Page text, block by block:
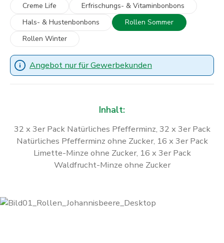
Creme Life
Erfrischungs- & Vitaminbonbons
Hals- & Hustenbonbons
Rollen Sommer
Rollen Winter
Angebot nur für Gewerbekunden
Inhalt:
32 x 3er Pack Natürliches Pfefferminz, 32 x 3er Pack
Natürliches Pfefferminz ohne Zucker, 16 x 3er Pack
Limette-Minze ohne Zucker, 16 x 3er Pack
Waldfrucht-Minze ohne Zucker